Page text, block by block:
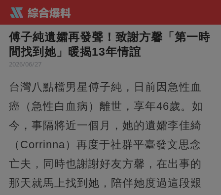
傅子純遺孀再發聲！致謝方馨「第一時
間找到她」暖揭13年情誼
2026/06/27
台灣八點檔男星傅子純，日前因急性血
癌（急性白血病）離世，享年46歲。如
今，事隔將近一個月，她的遺孀李佳綺
（Corrinna）再度于社群平臺發文思念
亡夫，同時也謝謝好友方馨，在出事的
那天就馬上找到她，陪伴她度過這段艱